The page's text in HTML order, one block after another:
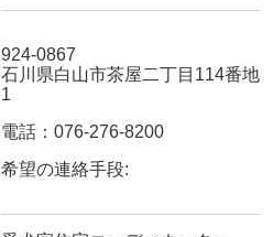
924-0867
石川県白山市茶屋二丁目114番地
1
電話：076-276-8200
希望の連絡手段: